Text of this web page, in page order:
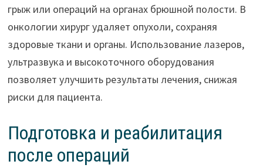
грыж или операций на органах брюшной полости. В
онкологии хирург удаляет опухоли, сохраняя
здоровые ткани и органы. Использование лазеров,
ультразвука и высокоточного оборудования
позволяет улучшить результаты лечения, снижая
риски для пациента.
Подготовка и реабилитация
после операций